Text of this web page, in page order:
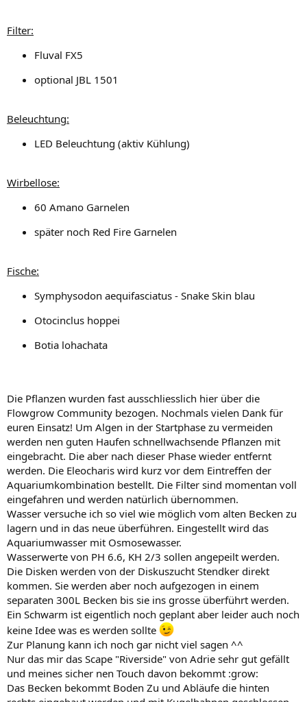
Filter:
Fluval FX5
optional JBL 1501
Beleuchtung:
LED Beleuchtung (aktiv Kühlung)
Wirbellose:
60 Amano Garnelen
später noch Red Fire Garnelen
Fische:
Symphysodon aequifasciatus - Snake Skin blau
Otocinclus hoppei
Botia lohachata
Die Pflanzen wurden fast ausschliesslich hier über die
Flowgrow Community bezogen. Nochmals vielen Dank für
euren Einsatz! Um Algen in der Startphase zu vermeiden
werden nen guten Haufen schnellwachsende Pflanzen mit
eingebracht. Die aber nach dieser Phase wieder entfernt
werden. Die Eleocharis wird kurz vor dem Eintreffen der
Aquariumkombination bestellt. Die Filter sind momentan voll
eingefahren und werden natürlich übernommen.
Wasser versuche ich so viel wie möglich vom alten Becken zu
lagern und in das neue überführen. Eingestellt wird das
Aquariumwasser mit Osmosewasser.
Wasserwerte von PH 6.6, KH 2/3 sollen angepeilt werden.
Die Disken werden von der Diskuszucht Stendker direkt
kommen. Sie werden aber noch aufgezogen in einem
separaten 300L Becken bis sie ins grosse überführt werden.
Ein Schwarm ist eigentlich noch geplant aber leider auch noch
keine Idee was es werden sollte
Zur Planung kann ich noch gar nicht viel sagen ^^
Nur das mir das Scape "Riverside" von Adrie sehr gut gefällt
und meines sicher nen Touch davon bekommt :grow:
Das Becken bekommt Boden Zu und Abläufe die hinten